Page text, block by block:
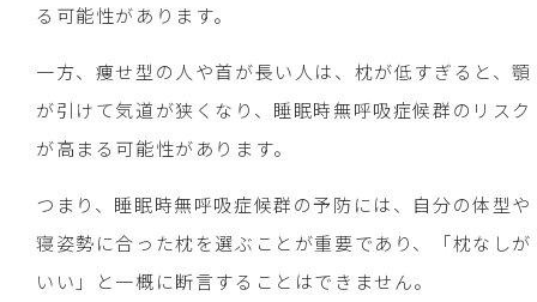
る可能性があります。
一方、痩せ型の人や首が長い人は、枕が低すぎると、顎
が引けて気道が狭くなり、睡眠時無呼吸症候群のリスク
が高まる可能性があります。
つまり、睡眠時無呼吸症候群の予防には、自分の体型や
寝姿勢に合った枕を選ぶことが重要であり、「枕なしが
いい」と一概に断言することはできません。